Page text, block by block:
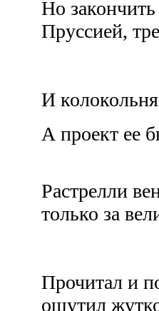
Но
Пруссией,
И
А проект ее
Растрелли
только за
Прочитал и
ощутил